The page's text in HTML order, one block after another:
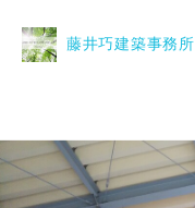
藤井巧建築事務所